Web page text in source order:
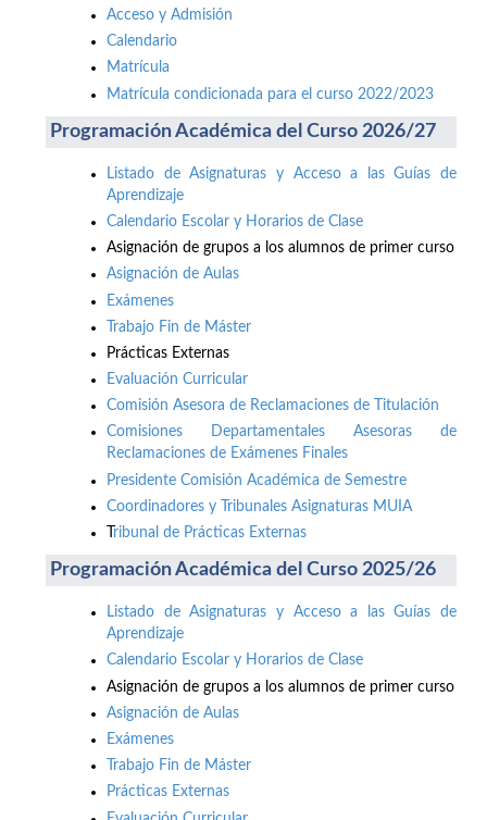
Acceso y Admisión
Calendario
Matrícula
Matrícula condicionada para el curso 2022/2023
Programación Académica del Curso 2026/27
Listado de Asignaturas y Acceso a las Guías de
Aprendizaje
Calendario Escolar y Horarios de Clase
Asignación de grupos a los alumnos de primer curso
Asignación de Aulas
Exámenes
Trabajo Fin de Máster
Prácticas Externas
Evaluación Curricular
Comisión Asesora de Reclamaciones de Titulación
Comisiones Departamentales Asesoras de
Reclamaciones de Exámenes Finales
Presidente Comisión Académica de Semestre
Coordinadores y Tribunales Asignaturas MUIA
ribunal de Prácticas Externas
Programación Académica del Curso 2025/26
Listado de Asignaturas y Acceso a las Guías de
Aprendizaje
Calendario Escolar y Horarios de Clase
Asignación de grupos a los alumnos de primer curso
Asignación de Aulas
Exámenes
Trabajo Fin de Máster
Prácticas Externas